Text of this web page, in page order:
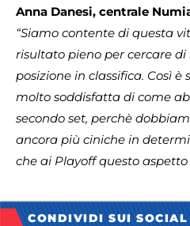
Anna Danesi, centrale
“Siamo contente di questa
risultato pieno per cercare
posizione in classifica. Così è
molto soddisfatta di come
secondo set, perchè
ancora più ciniche in
che ai Playoff questo aspetto
CONDIVIDI SUI SOCIAL